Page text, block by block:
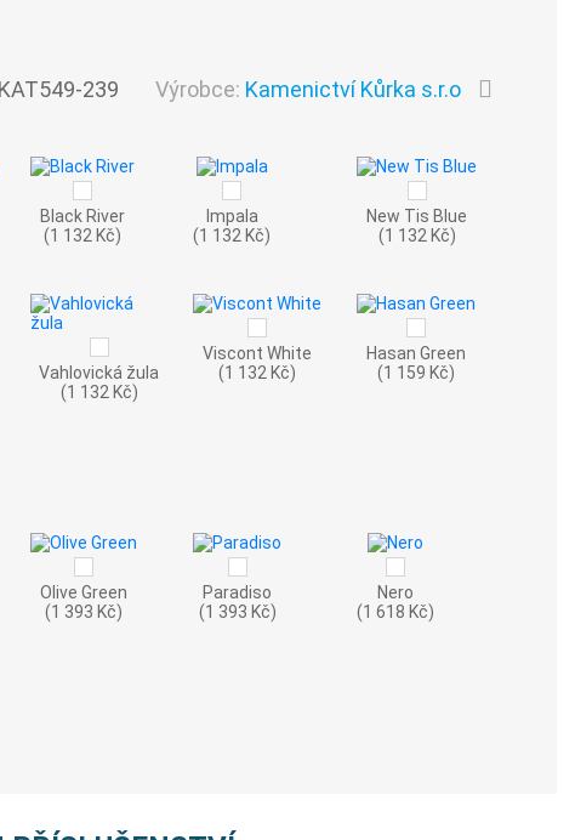
KAT549-239 Výrobce: Kamenictví Kůrka s.r.o
Black River
(1 132 Kč)
Impala
(1 132 Kč)
New Tis Blue
(1 132 Kč)
Vahlovická žula
(1 132 Kč)
Viscont White
(1 132 Kč)
Hasan Green
(1 159 Kč)
Olive Green
(1 393 Kč)
Paradiso
(1 393 Kč)
Nero
(1 618 Kč)